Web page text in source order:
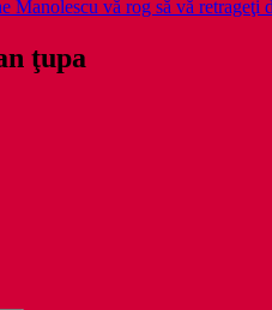
Manolescu vă rog să vă
ţupa